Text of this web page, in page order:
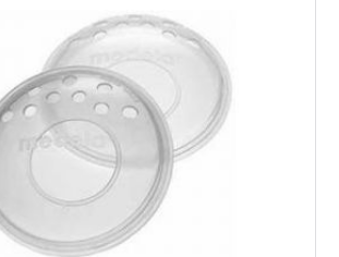
e Prostata: Sconti fino al 45% oggi!